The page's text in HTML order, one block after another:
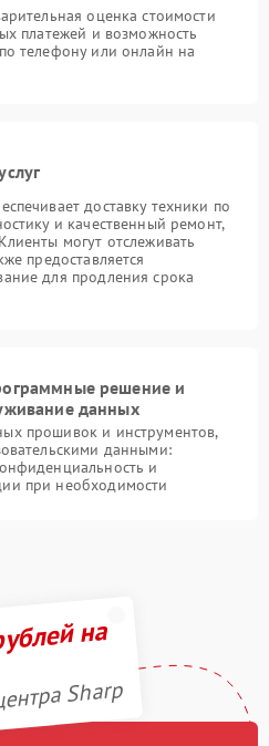
оценка стоимости
платежей и возможность
телефону или онлайн на
доставку техники по
и качественный ремонт,
могут отслеживать
предоставляется
для продления срока
решение и
данных
прошивок и инструментов,
данными:
и
при необходимости
на
Sharp